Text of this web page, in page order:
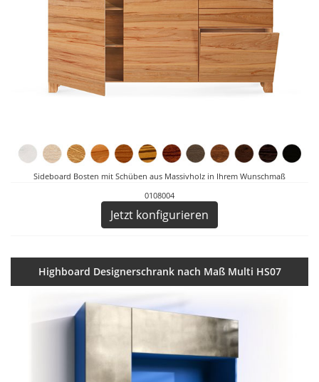
Sideboard Bosten mit Schüben aus Massivholz in Ihrem Wunschmaß
0108004
Jetzt konfigurieren
Highboard Designerschrank nach Maß Multi HS07